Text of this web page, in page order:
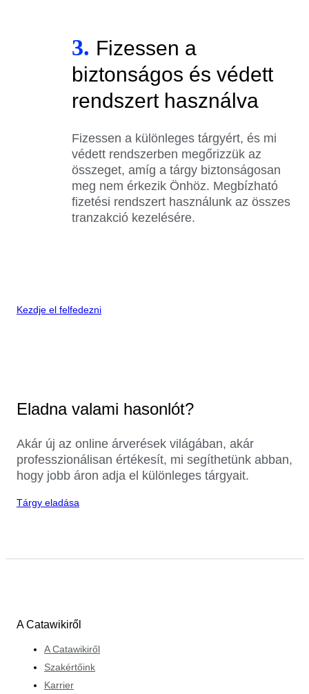
3. Fizessen a
biztonságos és védett
rendszert használva
Fizessen a különleges tárgyért, és mi
védett rendszerben megőrizzük az
összeget, amíg a tárgy biztonságosan
meg nem érkezik Önhöz. Megbízható
fizetési rendszert használunk az összes
tranzakció kezelésére.
Kezdje el felfedezni
Eladna valami hasonlót?
Akár új az online árverések világában, akár
professzionálisan értékesít, mi segíthetünk abban,
hogy jobb áron adja el különleges tárgyait.
Tárgy eladása
A Catawikiről
A Catawikiről
Szakértőink
Karrier